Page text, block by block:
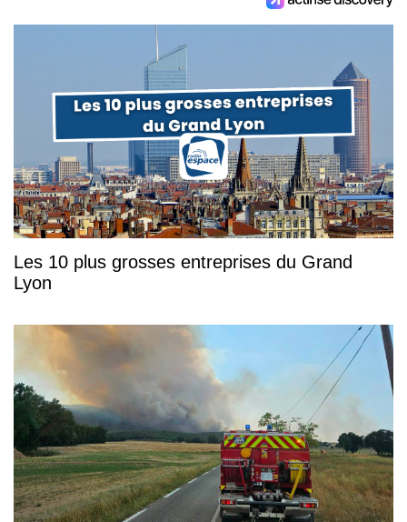
Les 10 plus grosses entreprises du Grand
Lyon